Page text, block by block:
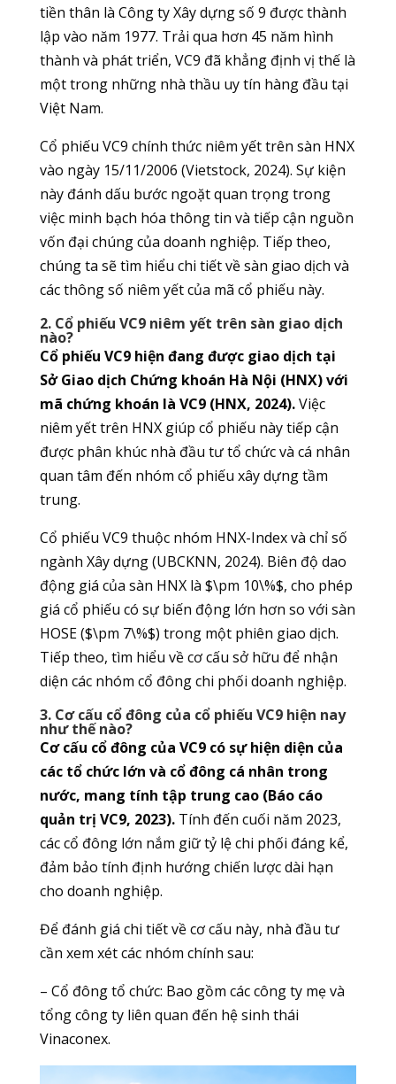
tiền thân là Công ty Xây dựng số 9 được thành
lập vào năm 1977. Trải qua hơn 45 năm hình
thành và phát triển, VC9 đã khẳng định vị thế là
một trong những nhà thầu uy tín hàng đầu tại
Việt Nam.
Cổ phiếu VC9 chính thức niêm yết trên sàn HNX
vào ngày 15/11/2006 (Vietstock, 2024). Sự kiện
này đánh dấu bước ngoặt quan trọng trong
việc minh bạch hóa thông tin và tiếp cận nguồn
vốn đại chúng của doanh nghiệp. Tiếp theo,
chúng ta sẽ tìm hiểu chi tiết về sàn giao dịch và
các thông số niêm yết của mã cổ phiếu này.
2. Cổ phiếu VC9 niêm yết trên sàn giao dịch
nào?
Cổ phiếu VC9 hiện đang được giao dịch tại
Sở Giao dịch Chứng khoán Hà Nội (HNX) với
mã chứng khoán là VC9 (HNX, 2024).Việc
niêm yết trên HNX giúp cổ phiếu này tiếp cận
được phân khúc nhà đầu tư tổ chức và cá nhân
quan tâm đến nhóm cổ phiếu xây dựng tầm
trung.
Cổ phiếu VC9 thuộc nhóm HNX-Index và chỉ số
ngành Xây dựng (UBCKNN, 2024). Biên độ dao
động giá của sàn HNX là $\pm 10\%$, cho phép
giá cổ phiếu có sự biến động lớn hơn so với sàn
HOSE ($\pm 7\%$) trong một phiên giao dịch.
Tiếp theo, tìm hiểu về cơ cấu sở hữu để nhận
diện các nhóm cổ đông chi phối doanh nghiệp.
3. Cơ cấu cổ đông của cổ phiếu VC9 hiện nay
như thế nào?
Cơ cấu cổ đông của VC9 có sự hiện diện của
các tổ chức lớn và cổ đông cá nhân trong
nước, mang tính tập trung cao (Báo cáo
quản trị VC9, 2023).Tính đến cuối năm 2023,
các cổ đông lớn nắm giữ tỷ lệ chi phối đáng kể,
đảm bảo tính định hướng chiến lược dài hạn
cho doanh nghiệp.
Để đánh giá chi tiết về cơ cấu này, nhà đầu tư
cần xem xét các nhóm chính sau:
– Cổ đông tổ chức: Bao gồm các công ty mẹ và
tổng công ty liên quan đến hệ sinh thái
Vinaconex.